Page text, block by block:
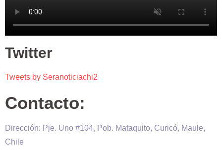
Twitter
Tweets by Seranoticiachi2
Contacto:
Dirección: Pje. Uno #104, Pob. Mataquito, Curicó, Maule,
Chile